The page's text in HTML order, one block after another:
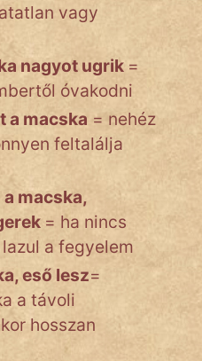
vagy
nagyot ugrik =
óvakodni
a macska = nehéz
feltalálja
macska,
= ha nincs
a fegyelem
eső lesz=
a távoli
hosszan